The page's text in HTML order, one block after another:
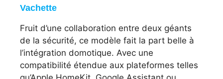
Vachette
Fruit d’une collaboration entre deux géants
de la sécurité, ce modèle fait la part belle à
l’intégration domotique. Avec une
compatibilité étendue aux plateformes telles